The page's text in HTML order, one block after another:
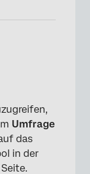
Umfrage
das
in der